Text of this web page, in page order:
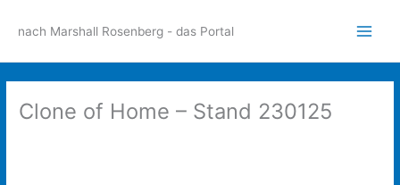
Inhaltnach Marshall Rosenberg - das Portal
Clone of Home – Stand 230125